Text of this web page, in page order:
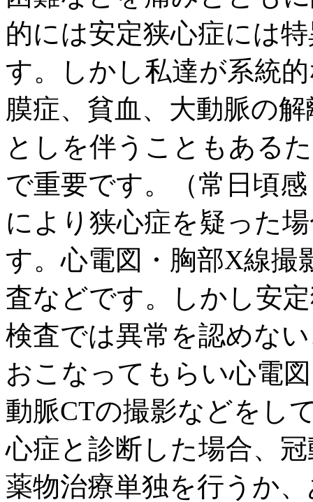
的には安定狭心症には
す。しかし私達が系統
膜症、貧血、大動脈の
としを伴うこともある
で重要です。（常日頃
により狭心症を疑った
す。心電図・胸部X線撮
査などです。しかし安
検査では異常を認めな
おこなってもらい心電
動脈CTの撮影などをし
心症と診断した場合、
薬物治療単独を行うか